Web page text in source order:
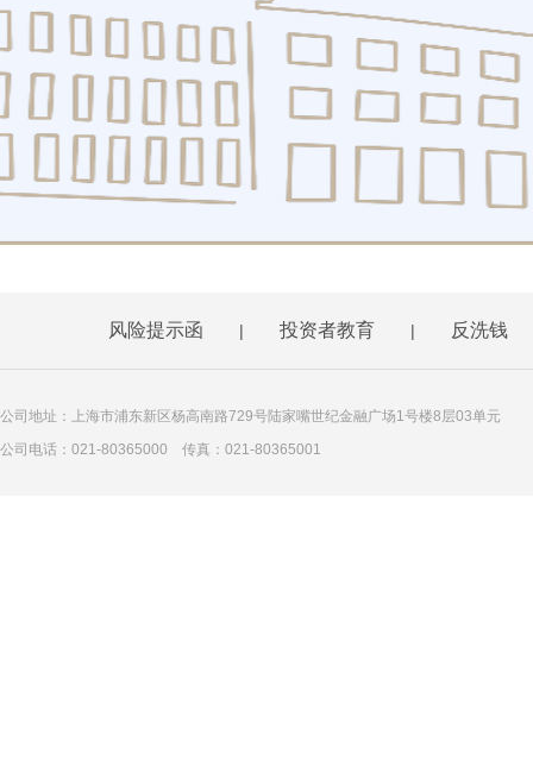
风险提示函 | 投资者教育 | 反洗钱
公司地址：上海市浦东新区杨高南路729号陆家嘴世纪金融广场1号楼8层03单元
公司电话：021-80365000 传真：021-80365001